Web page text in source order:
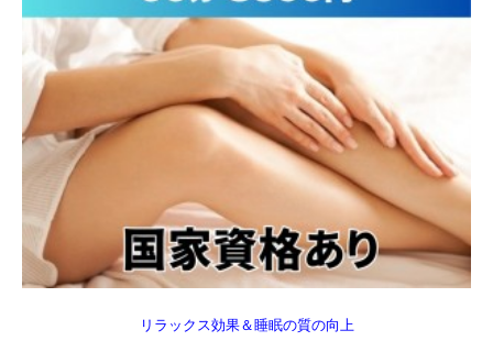
リラックス効果＆睡眠の質の向上